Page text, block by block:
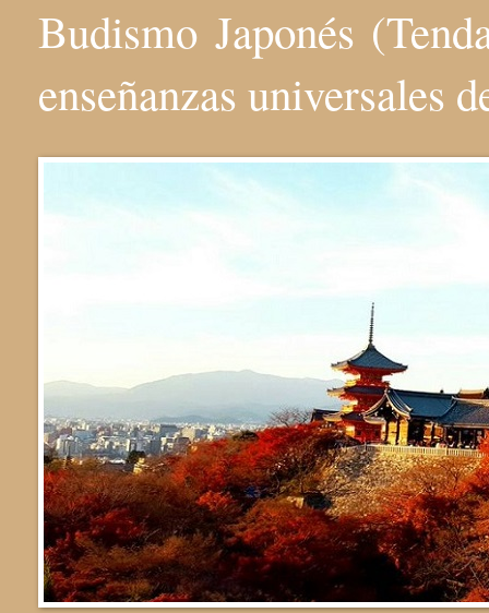
Budismo Japonés
enseñanzas universales